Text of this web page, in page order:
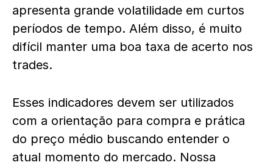
apresenta grande volatilidade em curtos
períodos de tempo. Além disso, é muito
difícil manter uma boa taxa de acerto nos
trades.
Esses indicadores devem ser utilizados
com a orientação para compra e prática
do preço médio buscando entender o
atual momento do mercado. Nossa